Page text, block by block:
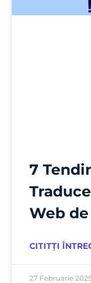
7
Web
CITITȚI
27 Februarie